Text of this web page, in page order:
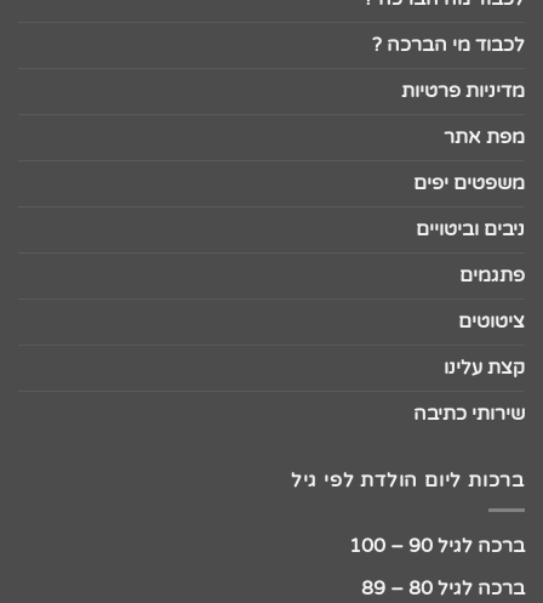
לכבוד מי הברכה ?
מדיניות פרטיות
מפת אתר
משפטים יפים
ניבים וביטויים
פתגמים
ציטוטים
קצת עלינו
שירותי כתיבה
ברכות ליום הולדת לפי גיל
ברכה לגיל 90 – 100
ברכה לגיל 80 – 89